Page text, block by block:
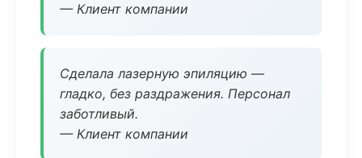
— Клиент компании
Сделала лазерную эпиляцию —
гладко, без раздражения. Персонал
заботливый.
— Клиент компании